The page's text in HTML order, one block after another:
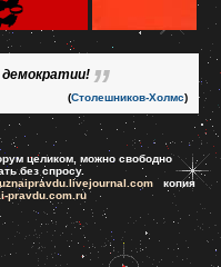
(Столешников-Холмс)
целиком, можно свободно
без спросу.
uznaipravdu.livejournal.comкопия
pravdu.com.ru